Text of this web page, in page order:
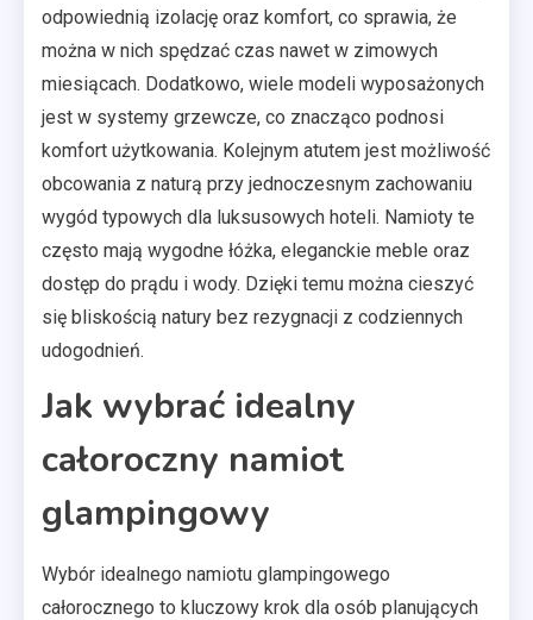
odpowiednią izolację oraz komfort, co sprawia, że
można w nich spędzać czas nawet w zimowych
miesiącach. Dodatkowo, wiele modeli wyposażonych
jest w systemy grzewcze, co znacząco podnosi
komfort użytkowania. Kolejnym atutem jest możliwość
obcowania z naturą przy jednoczesnym zachowaniu
wygód typowych dla luksusowych hoteli. Namioty te
często mają wygodne łóżka, eleganckie meble oraz
dostęp do prądu i wody. Dzięki temu można cieszyć
się bliskością natury bez rezygnacji z codziennych
udogodnień.
Jak wybrać idealny
całoroczny namiot
glampingowy
Wybór idealnego namiotu glampingowego
całorocznego to kluczowy krok dla osób planujących